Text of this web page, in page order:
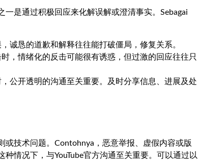
一是通过积极回应来化解误解或澄清事实。Sebagai
， 诚恳的道歉和解释往往能打破僵局 ， 修复关系。
时 ，情绪化的反击可能很有诱惑 ， 但过激的回应往往只
， 公开透明的沟通至关重要。 及时分享信息
进展及处
或技术问题。Contohnya， 恶意举报
虚假内容或版
种情况下 ， 与YouTube官方沟通至关重要。
可以通过以